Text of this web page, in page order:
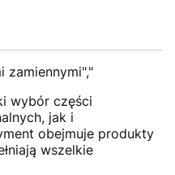
zamiennymi","
wybór części
jak i
obejmuje produkty
wszelkie